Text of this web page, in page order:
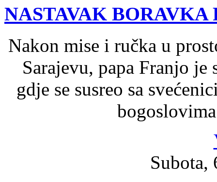
NASTAVAK BORAVKA
Nakon mise i ručka u
Sarajevu, papa Franjo je
gdje se susreo sa
Subota,